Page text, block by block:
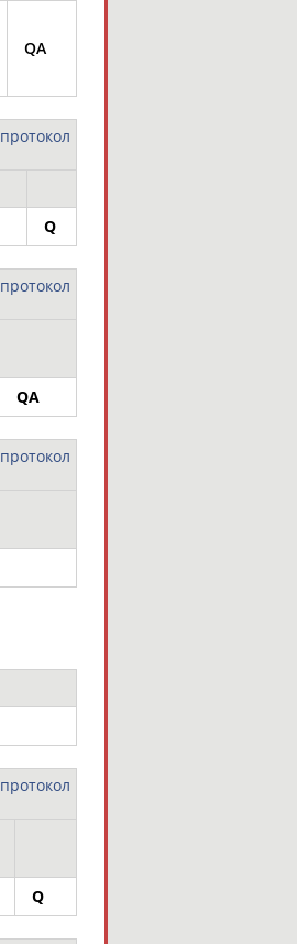
QA
протокол
Q
протокол
QA
протокол
протокол
Q